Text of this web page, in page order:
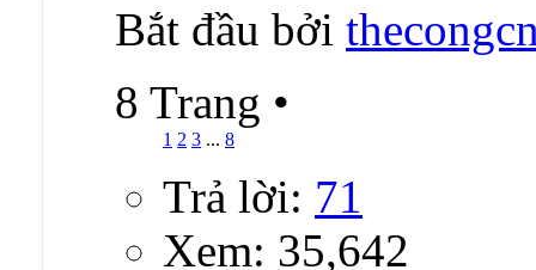
Bắt đầu bởi
8 Trang •
1 2 3 ... 8
Trả lời: 71
Xem: 35,642